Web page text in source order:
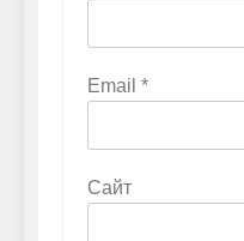
Email *
Сайт